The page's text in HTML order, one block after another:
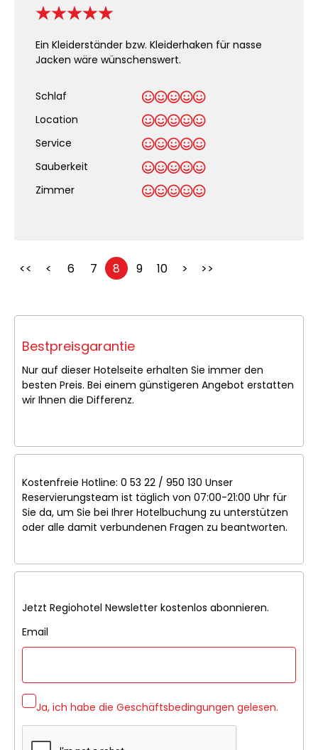
Ein Kleiderständer bzw. Kleiderhaken für nasse
Jacken wäre wünschenswert.
Schlaf
Location
Service
Sauberkeit
Zimmer
<< < 6 7 8 9 10 > >>
Bestpreisgarantie
Nur auf dieser Hotelseite erhalten Sie immer den
besten Preis. Bei einem günstigeren Angebot erstatten
wir Ihnen die Differenz.
Kostenfreie Hotline: 0 53 22 / 950 130 Unser
Reservierungsteam ist täglich von 07:00-21:00 Uhr für
Sie da, um Sie bei Ihrer Hotelbuchung zu unterstützen
oder alle damit verbundenen Fragen zu beantworten.
Jetzt Regiohotel Newsletter kostenlos abonnieren.
Email
Ja, ich habe die Geschäftsbedingungen gelesen.